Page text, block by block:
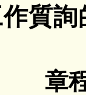
質詢
章